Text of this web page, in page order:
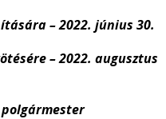
– 2022. június 30.
– 2022. augusztus
polgármester